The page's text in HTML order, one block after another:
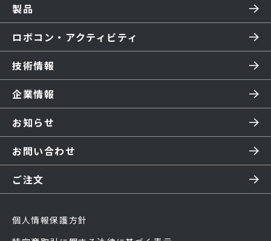
製品
ロボコン・アクティビティ
技術情報
企業情報
お知らせ
お問い合わせ
ご注文
個人情報保護方針